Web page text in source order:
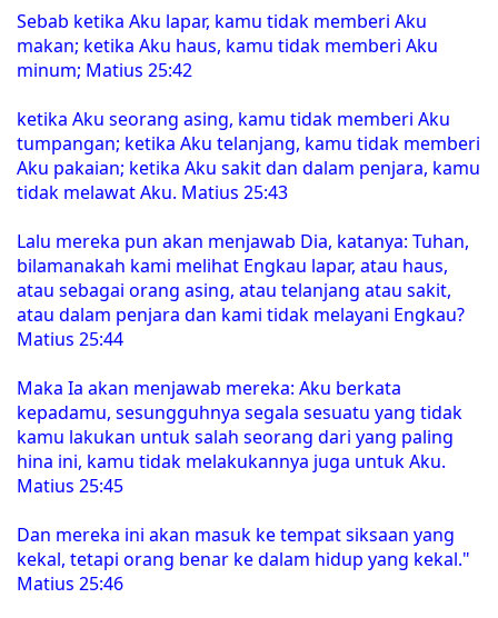
Sebab ketika Aku lapar, kamu tidak memberi Aku
makan; ketika Aku haus, kamu tidak memberi Aku
minum; Matius 25:42
ketika Aku seorang asing, kamu tidak memberi Aku
tumpangan; ketika Aku telanjang, kamu tidak memberi
Aku pakaian; ketika Aku sakit dan dalam penjara, kamu
tidak melawat Aku. Matius 25:43
Lalu mereka pun akan menjawab Dia, katanya: Tuhan,
bilamanakah kami melihat Engkau lapar, atau haus,
atau sebagai orang asing, atau telanjang atau sakit,
atau dalam penjara dan kami tidak melayani Engkau?
Matius 25:44
Maka Ia akan menjawab mereka: Aku berkata
kepadamu, sesungguhnya segala sesuatu yang tidak
kamu lakukan untuk salah seorang dari yang paling
hina ini, kamu tidak melakukannya juga untuk Aku.
Matius 25:45
Dan mereka ini akan masuk ke tempat siksaan yang
kekal, tetapi orang benar ke dalam hidup yang kekal."
Matius 25:46